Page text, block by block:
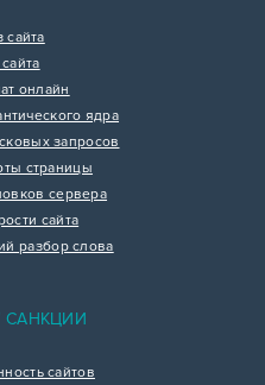
сайта
онлайн
ядра
запросов
страницы
сервера
сайта
разбор слова
САНКЦИИ
сайтов